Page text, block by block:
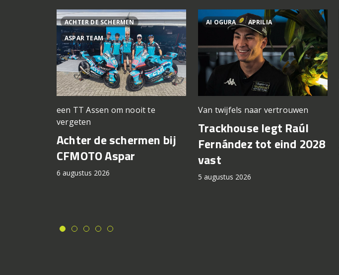
ACHTER DE SCHERMEN
ASPAR TEAM
een TT Assen om nooit te
vergeten
Achter de schermen bij
CFMOTO Aspar
6 augustus 2026
AI OGURA APRILIA
Van twijfels naar vertrouwen
Trackhouse legt Raúl
Fernández tot eind 2028
vast
5 augustus 2026